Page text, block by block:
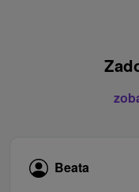
Beata